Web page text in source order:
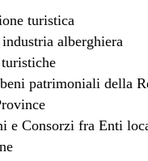
turistica
alberghiera
patrimoniali della
e Consorzi fra Enti